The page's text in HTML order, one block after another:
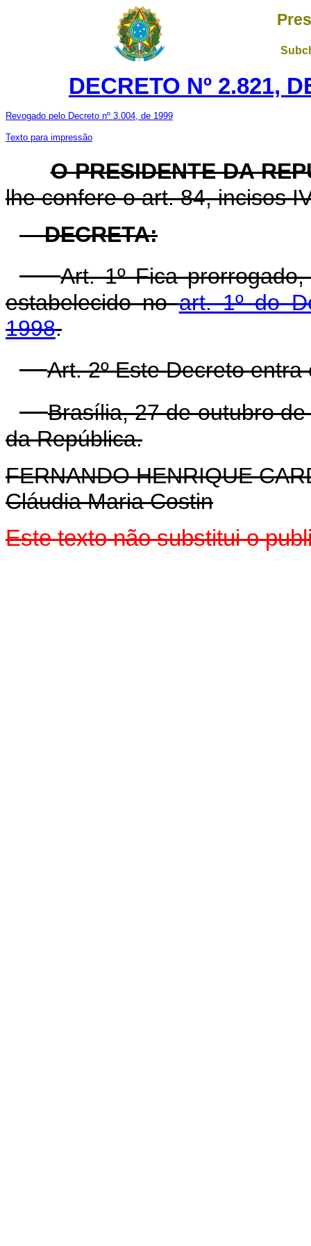
DECRETO Nº 2.821,
Revogado pelo Decreto nº 3.004, de 1999
Texto para impressão
O PRESIDENTE DA
lhe confere o art. 84, incisos
DECRETA:
Art. 1º Fica
estabelecido noart. 1º do
1998.
Art. 2º Este Decreto
Brasília, 27 de outubro
da República.
FERNANDO HENRIQUE
Cláudia Maria Costin
Este texto não substitui o